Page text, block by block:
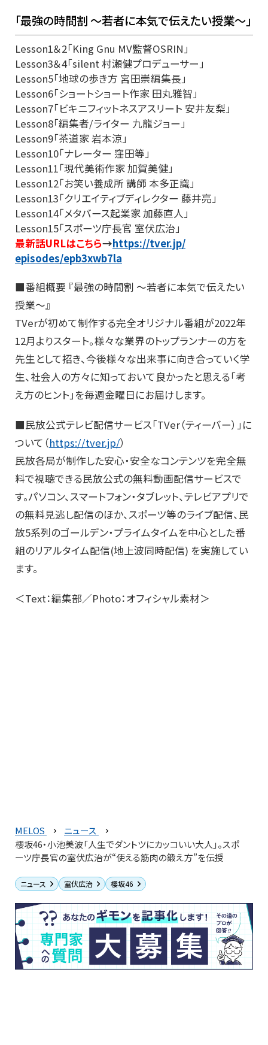
「最強の時間割 ～若者に本気で伝えたい授業～」
Lesson1＆2「King Gnu MV監督OSRIN」
Lesson3＆4「silent 村瀬健プロデューサー」
Lesson5「地球の歩き方 宮田崇編集長」
Lesson6「ショートショート作家 田丸雅智」
Lesson7「ビキニフィットネスアスリート 安井友梨」
Lesson8「編集者/ライター 九龍ジョー」
Lesson9「茶道家 岩本涼」
Lesson10「ナレーター 窪田等」
Lesson11「現代美術作家 加賀美健」
Lesson12「お笑い養成所 講師 本多正識」
Lesson13「クリエイティブディレクター 藤井亮」
Lesson14「メタバース起業家 加藤直人」
Lesson15「スポーツ庁長官 室伏広治」
最新話URLはこちら→https://tver.jp/
episodes/epb3xwb7la
■番組概要 『最強の時間割 ～若者に本気で伝えたい
授業～』
TVerが初めて制作する完全オリジナル番組が2022年
12月よりスタート。様々な業界のトップランナーの方を
先生として招き、今後様々な出来事に向き合っていく学
生、社会人の方々に知っておいて良かったと思える「考
え方のヒント」を毎週金曜日にお届けします。
■民放公式テレビ配信サービス「TVer（ティーバー）」に
ついて（https://tver.jp/）
民放各局が制作した安心・安全なコンテンツを完全無
料で視聴できる民放公式の無料動画配信サービスで
す。パソコン、スマートフォン・タブレット、テレビアプリで
の無料見逃し配信のほか、スポーツ等のライブ配信、民
放5系列のゴールデン・プライムタイムを中心とした番
組のリアルタイム配信(地上波同時配信) を実施してい
ます。
＜Text：編集部／Photo：オフィシャル素材＞
MELOS
ニュース
櫻坂46・小池美波「人生でダントツにカッコいい大人」。スポ
ーツ庁長官の室伏広治が“使える筋肉の鍛え方”を伝授
ニュース 室伏広治 櫻坂46